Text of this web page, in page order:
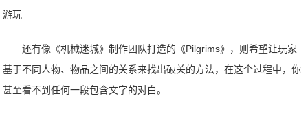
游玩
还有像《机械迷城》制作团队打造的《Pilgrims》，则希望让玩家
基于不同人物、物品之间的关系来找出破关的方法，在这个过程中，你
甚至看不到任何一段包含文字的对白。